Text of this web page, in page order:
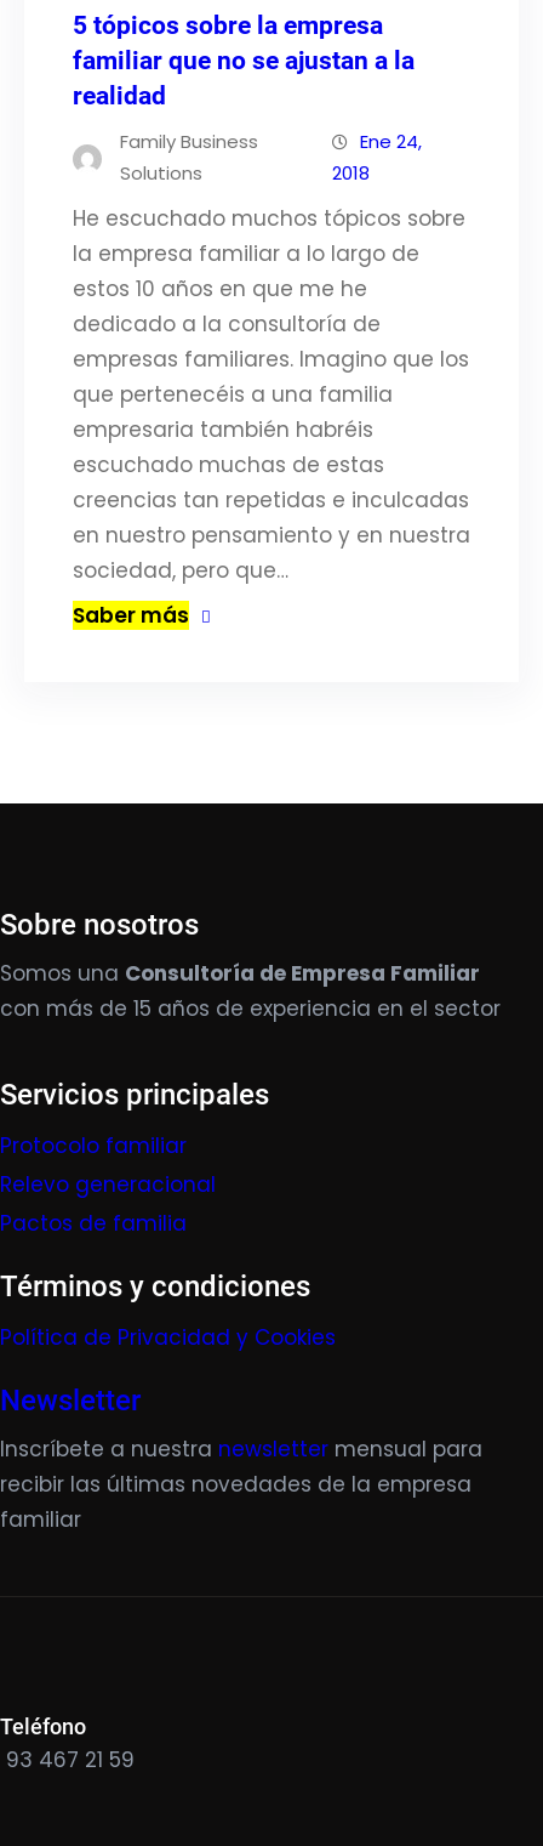
5 tópicos sobre la empresa
familiar que no se ajustan a la
realidad
Family Business
Solutions
Ene 24,
2018
He escuchado muchos tópicos sobre
la empresa familiar a lo largo de
estos 10 años en que me he
dedicado a la consultoría de
empresas familiares. Imagino que los
que pertenecéis a una familia
empresaria también habréis
escuchado muchas de estas
creencias tan repetidas e inculcadas
en nuestro pensamiento y en nuestra
sociedad, pero que…
Saber más
Sobre nosotros
Somos una Consultoría de Empresa Familiar
con más de 15 años de experiencia en el sector
Servicios principales
Protocolo familiar
Relevo generacional
Pactos de familia
Términos y condiciones
Política de Privacidad y Cookies
Newsletter
Inscríbete a nuestra newsletter mensual para
recibir las últimas novedades de la empresa
familiar
Teléfono
93 467 21 59